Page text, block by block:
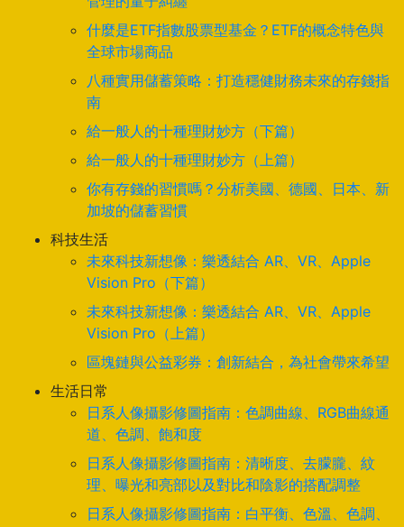
什麼是ETF指數股票型基金？ETF的概念特色與
全球市場商品
八種實用儲蓄策略：打造穩健財務未來的存錢指
南
給一般人的十種理財妙方（下篇）
給一般人的十種理財妙方（上篇）
你有存錢的習慣嗎？分析美國、德國、日本、新
加坡的儲蓄習慣
科技生活
未來科技新想像：樂透結合 AR、VR、Apple
Vision Pro（下篇）
未來科技新想像：樂透結合 AR、VR、Apple
Vision Pro（上篇）
區塊鏈與公益彩券：創新結合，為社會帶來希望
生活日常
日系人像攝影修圖指南：色調曲線、RGB曲線通
道、色調、飽和度
日系人像攝影修圖指南：清晰度、去朦朧、紋
理、曝光和亮部以及對比和陰影的搭配調整
日系人像攝影修圖指南：白平衡、色溫、色調、